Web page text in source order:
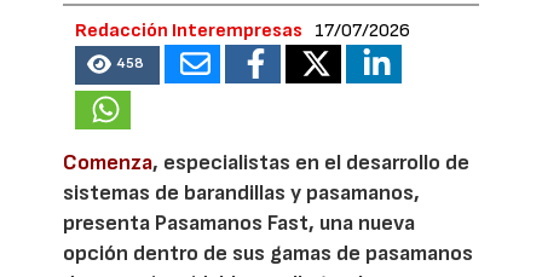
Redacción Interempresas 17/07/2026
458
Comenza, especialistas en el desarrollo de
sistemas de barandillas y pasamanos,
presenta Pasamanos Fast, una nueva
opción dentro de sus gamas de pasamanos